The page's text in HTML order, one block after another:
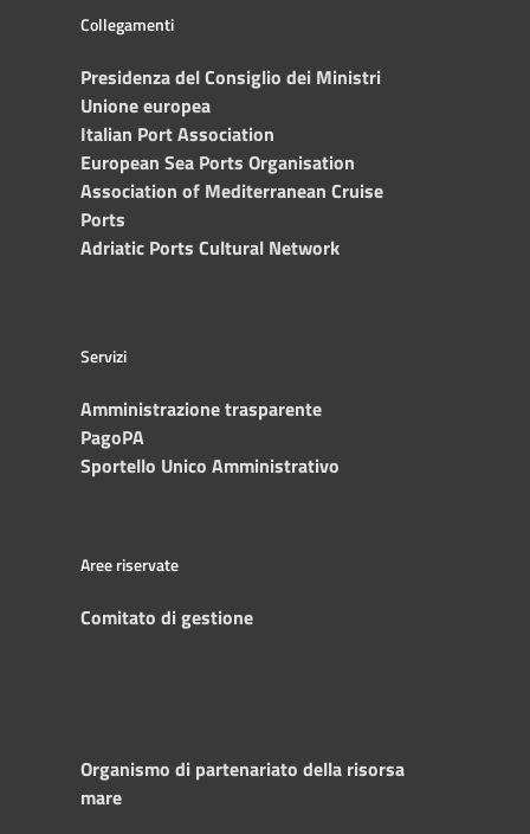
Collegamenti
Presidenza del Consiglio dei Ministri
Unione europea
Italian Port Association
European Sea Ports Organisation
Association of Mediterranean Cruise
Ports
Adriatic Ports Cultural Network
Servizi
Amministrazione trasparente
PagoPA
Sportello Unico Amministrativo
Aree riservate
Comitato di gestione
Organismo di partenariato della risorsa
mare